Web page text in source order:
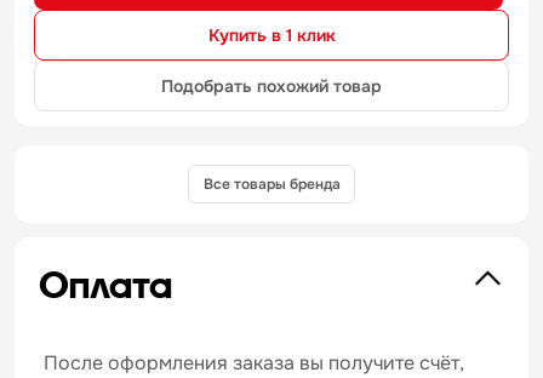
Купить в 1 клик
Подобрать похожий товар
Все товары бренда
Оплата
После оформления заказа вы получите счёт,